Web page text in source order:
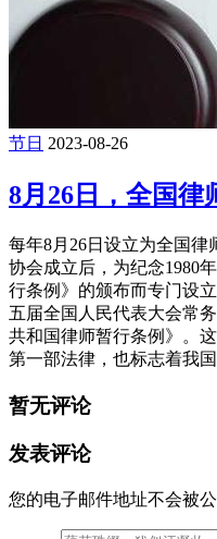
节日 2023-08-26
8月26日，全国律
每年8月26日设立为全国律
协会成立后，为纪念1980
行条例》的颁布而专门设
五届全国人民代表大会常
共和国律师暂行条例》。
第一部法律，也标志着我
暂无评论
发表评论
您的电子邮件地址不会被公